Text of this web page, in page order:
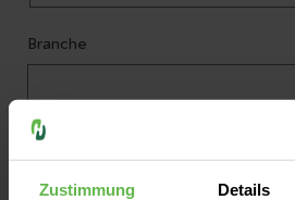
Zustimmung Details
Branche
*An welchen Leistungen sind Sie